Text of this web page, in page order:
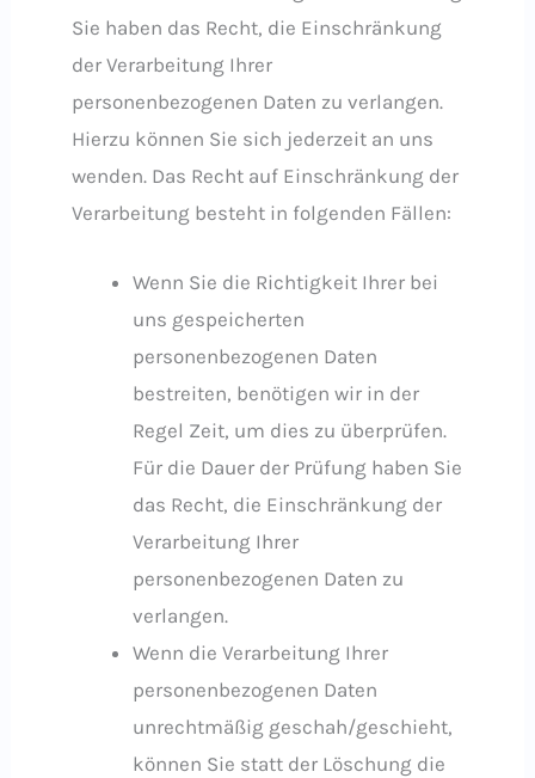
Sie haben das Recht, die Einschränkung
der Verarbeitung Ihrer
personenbezogenen Daten zu verlangen.
Hierzu können Sie sich jederzeit an uns
wenden. Das Recht auf Einschränkung der
Verarbeitung besteht in folgenden Fällen:
Wenn Sie die Richtigkeit Ihrer bei
uns gespeicherten
personenbezogenen Daten
bestreiten, benötigen wir in der
Regel Zeit, um dies zu überprüfen.
Für die Dauer der Prüfung haben Sie
das Recht, die Einschränkung der
Verarbeitung Ihrer
personenbezogenen Daten zu
verlangen.
Wenn die Verarbeitung Ihrer
personenbezogenen Daten
unrechtmäßig geschah/geschieht,
können Sie statt der Löschung die